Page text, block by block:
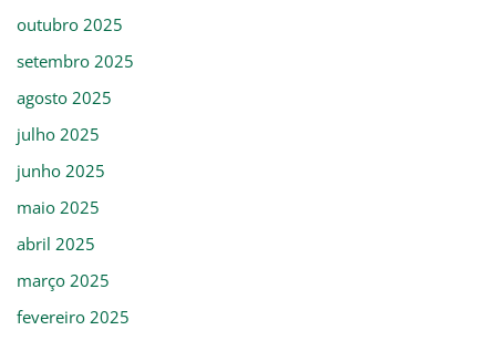
outubro 2025
setembro 2025
agosto 2025
julho 2025
junho 2025
maio 2025
abril 2025
março 2025
fevereiro 2025